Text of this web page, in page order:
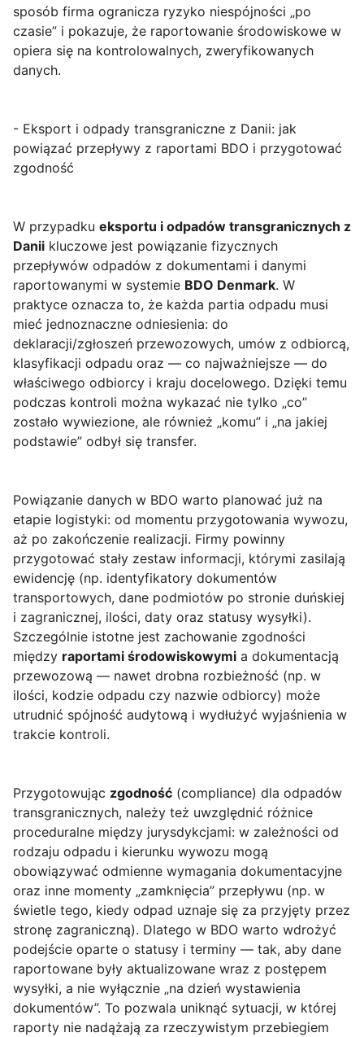
sposób firma ogranicza ryzyko niespójności „po
czasie” i pokazuje, że raportowanie środowiskowe w
opiera się na kontrolowalnych, zweryfikowanych
danych.
- Eksport i odpady transgraniczne z Danii: jak
powiązać przepływy z raportami BDO i przygotować
zgodność
W przypadku eksportu i odpadów transgranicznych z
Danii kluczowe jest powiązanie fizycznych
przepływów odpadów z dokumentami i danymi
raportowanymi w systemie BDO Denmark. W
praktyce oznacza to, że każda partia odpadu musi
mieć jednoznaczne odniesienia: do
deklaracji/zgłoszeń przewozowych, umów z odbiorcą,
klasyfikacji odpadu oraz — co najważniejsze — do
właściwego odbiorcy i kraju docelowego. Dzięki temu
podczas kontroli można wykazać nie tylko „co”
zostało wywiezione, ale również „komu” i „na jakiej
podstawie” odbył się transfer.
Powiązanie danych w BDO warto planować już na
etapie logistyki: od momentu przygotowania wywozu,
aż po zakończenie realizacji. Firmy powinny
przygotować stały zestaw informacji, którymi zasilają
ewidencję (np. identyfikatory dokumentów
transportowych, dane podmiotów po stronie duńskiej
i zagranicznej, ilości, daty oraz statusy wysyłki).
Szczególnie istotne jest zachowanie zgodności
między raportami środowiskowymi a dokumentacją
przewozową — nawet drobna rozbieżność (np. w
ilości, kodzie odpadu czy nazwie odbiorcy) może
utrudnić spójność audytową i wydłużyć wyjaśnienia w
trakcie kontroli.
Przygotowując zgodność (compliance) dla odpadów
transgranicznych, należy też uwzględnić różnice
proceduralne między jurysdykcjami: w zależności od
rodzaju odpadu i kierunku wywozu mogą
obowiązywać odmienne wymagania dokumentacyjne
oraz inne momenty „zamknięcia” przepływu (np. w
świetle tego, kiedy odpad uznaje się za przyjęty przez
stronę zagraniczną). Dlatego w BDO warto wdrożyć
podejście oparte o statusy i terminy — tak, aby dane
raportowane były aktualizowane wraz z postępem
wysyłki, a nie wyłącznie „na dzień wystawienia
dokumentów”. To pozwala uniknąć sytuacji, w której
raporty nie nadążają za rzeczywistym przebiegiem